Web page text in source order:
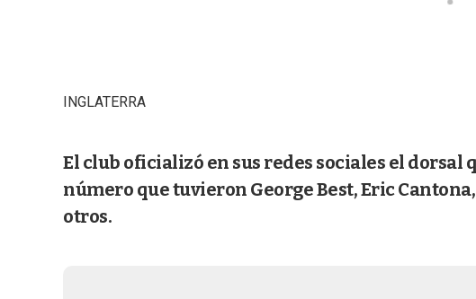
INGLATERRA
El club oficializó en sus redes sociales el dorsal
número que tuvieron George Best, Eric
otros.